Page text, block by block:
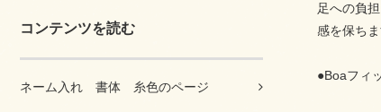
コンテンツを読む
ネーム入れ 書体 糸色のページ
足への負
感を保ちま
●Boaフィ